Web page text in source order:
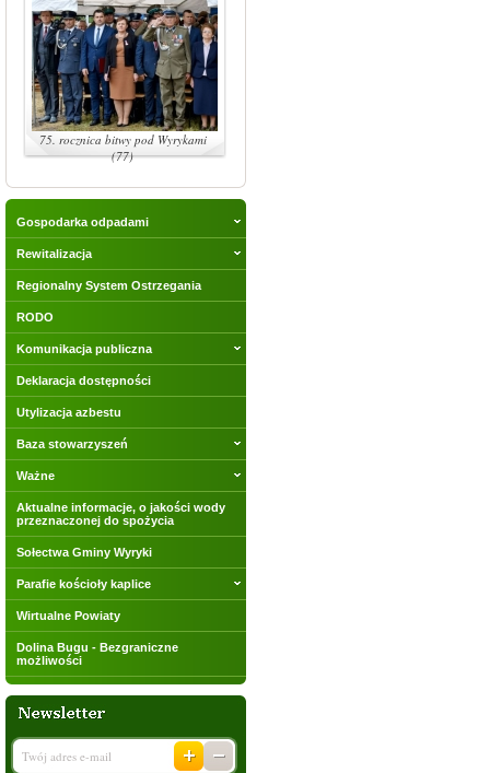
75. rocznica bitwy pod Wyrykami
(77)
Gospodarka odpadami
Rewitalizacja
Regionalny System Ostrzegania
RODO
Komunikacja publiczna
Deklaracja dostępności
Utylizacja azbestu
Baza stowarzyszeń
Ważne
Aktualne informacje, o jakości wody
przeznaczonej do spożycia
Sołectwa Gminy Wyryki
Parafie kościoły kaplice
Wirtualne Powiaty
Dolina Bugu - Bezgraniczne
możliwości